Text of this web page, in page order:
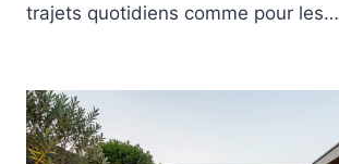
trajets quotidiens comme pour les…